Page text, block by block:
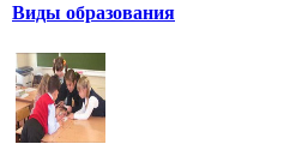
Виды образования